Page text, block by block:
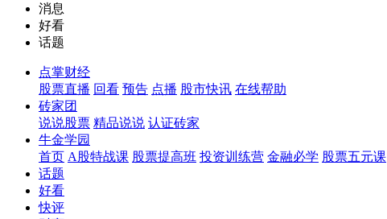
消息
好看
话题
点掌财经
股票直播 回看 预告 点播 股市快讯 在线帮助
砖家团
说说股票 精品说说 认证砖家
牛金学园
首页 A股特战课 股票提高班 投资训练营 金融必学 股票五元课
话题
好看
快评